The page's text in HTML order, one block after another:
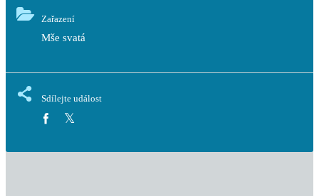
Zařazení
Mše svatá
Sdílejte událost